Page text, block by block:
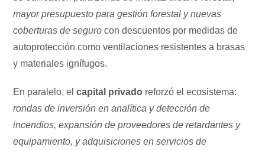
mayor presupuesto para gestión forestal y nuevas
coberturas de seguro con descuentos por medidas de
autoprotección como ventilaciones resistentes a brasas
y materiales ignífugos.
En paralelo, elcapital privado reforzó el ecosistema:
rondas de inversión en analítica y detección de
incendios, expansión de proveedores de retardantes y
equipamiento, y adquisiciones en servicios de